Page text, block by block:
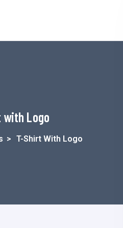
Logo
> T-Shirt With Logo